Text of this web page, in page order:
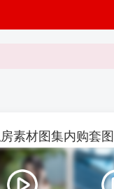
素材图集内购套图